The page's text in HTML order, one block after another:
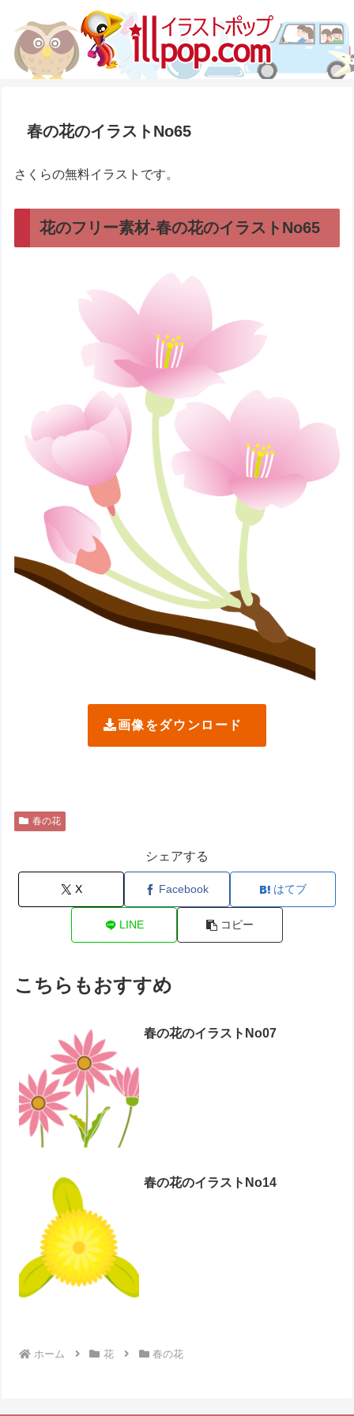
春の花のイラストNo65
さくらの無料イラストです。
花のフリー素材-春の花のイラストNo65
画像をダウンロード
春の花
シェアする
X Facebook はてブ
LINE コピー
こちらもおすすめ
春の花のイラストNo07
春の花のイラストNo14
ホーム 花 春の花